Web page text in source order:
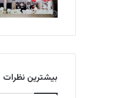
بیشترین نظرات